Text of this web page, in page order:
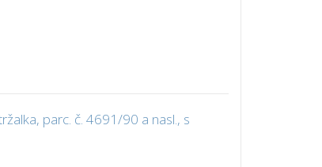
parc. č. 4691/90 a nasl., s